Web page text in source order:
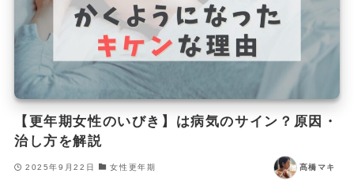
【更年期女性のいびき】は病気のサイン？原因・
治し方を解説
2025年9月22日 女性更年期 髙橋マキ